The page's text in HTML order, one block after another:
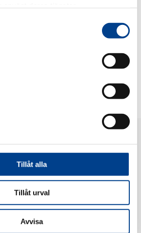
Tillåt alla
Tillåt urval
Avvisa
industries. Most recently, she comes from
from working on the agency side.
constantly have ongoing projects with the family.
22, 5tr, 111 23 Stockholm, Sweden
+46 8 611 24 00